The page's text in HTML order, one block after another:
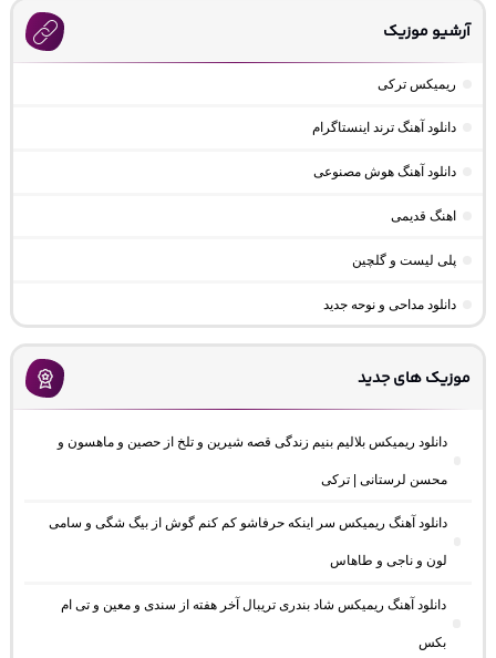
آرشیو موزیک
ریمیکس ترکی
دانلود آهنگ ترند اینستاگرام
دانلود آهنگ هوش مصنوعی
اهنگ قدیمی
پلی لیست و گلچین
دانلود مداحی و نوحه جدید
موزیک های جدید
دانلود ریمیکس بلالیم بنیم زندگی قصه شیرین و تلخ از حصین و ماهسون و
محسن لرستانی | ترکی
دانلود آهنگ ریمیکس سر اینکه حرفاشو کم کنم گوش از بیگ شگی و سامی
لون و ناجی و طاهاس
دانلود آهنگ ریمیکس شاد بندری تریبال آخر هفته از سندی و معین و تی ام
بکس